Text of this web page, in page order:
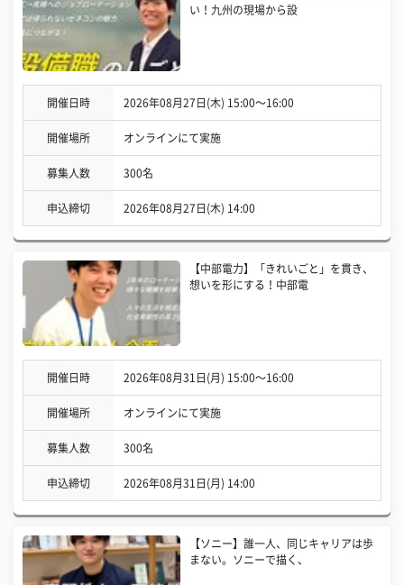
い！九州の現場から設
開催日時 2026年08月27日(木) 15:00〜16:00
開催場所 オンラインにて実施
募集人数 300名
申込締切 2026年08月27日(木) 14:00
【中部電力】「きれいごと」を貫き、
想いを形にする！中部電
開催日時 2026年08月31日(月) 15:00〜16:00
開催場所 オンラインにて実施
募集人数 300名
申込締切 2026年08月31日(月) 14:00
【ソニー】誰一人、同じキャリアは歩
まない。ソニーで描く、